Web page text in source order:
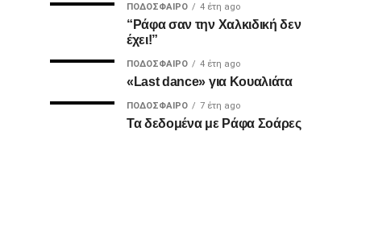
ΠΟΔΌΣΦΑΙΡΟ 4 έτη ago
“Ράφα σαν την Χαλκιδική δεν
έχει!”
ΠΟΔΌΣΦΑΙΡΟ 4 έτη ago
«Last dance» για Κουαλιάτα
ΠΟΔΌΣΦΑΙΡΟ 7 έτη ago
Τα δεδομένα με Ράφα Σοάρες